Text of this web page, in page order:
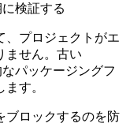
検証する
、プロジェクトがエ
ません。古い
パッケージングフ
す。
ブロックするのを防